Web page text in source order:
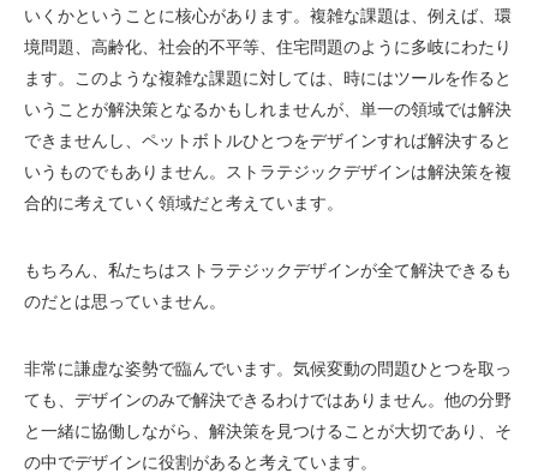
いくかということに核心があります。複雑な課題は、例えば、環
境問題、高齢化、社会的不平等、住宅問題のように多岐にわたり
ます。このような複雑な課題に対しては、時にはツールを作ると
いうことが解決策となるかもしれませんが、単一の領域では解決
できませんし、ペットボトルひとつをデザインすれば解決すると
いうものでもありません。ストラテジックデザインは解決策を複
合的に考えていく領域だと考えています。
もちろん、私たちはストラテジックデザインが全て解決できるも
のだとは思っていません。
非常に謙虚な姿勢で臨んでいます。気候変動の問題ひとつを取っ
ても、デザインのみで解決できるわけではありません。他の分野
と一緒に協働しながら、解決策を見つけることが大切であり、そ
の中でデザインに役割があると考えています。